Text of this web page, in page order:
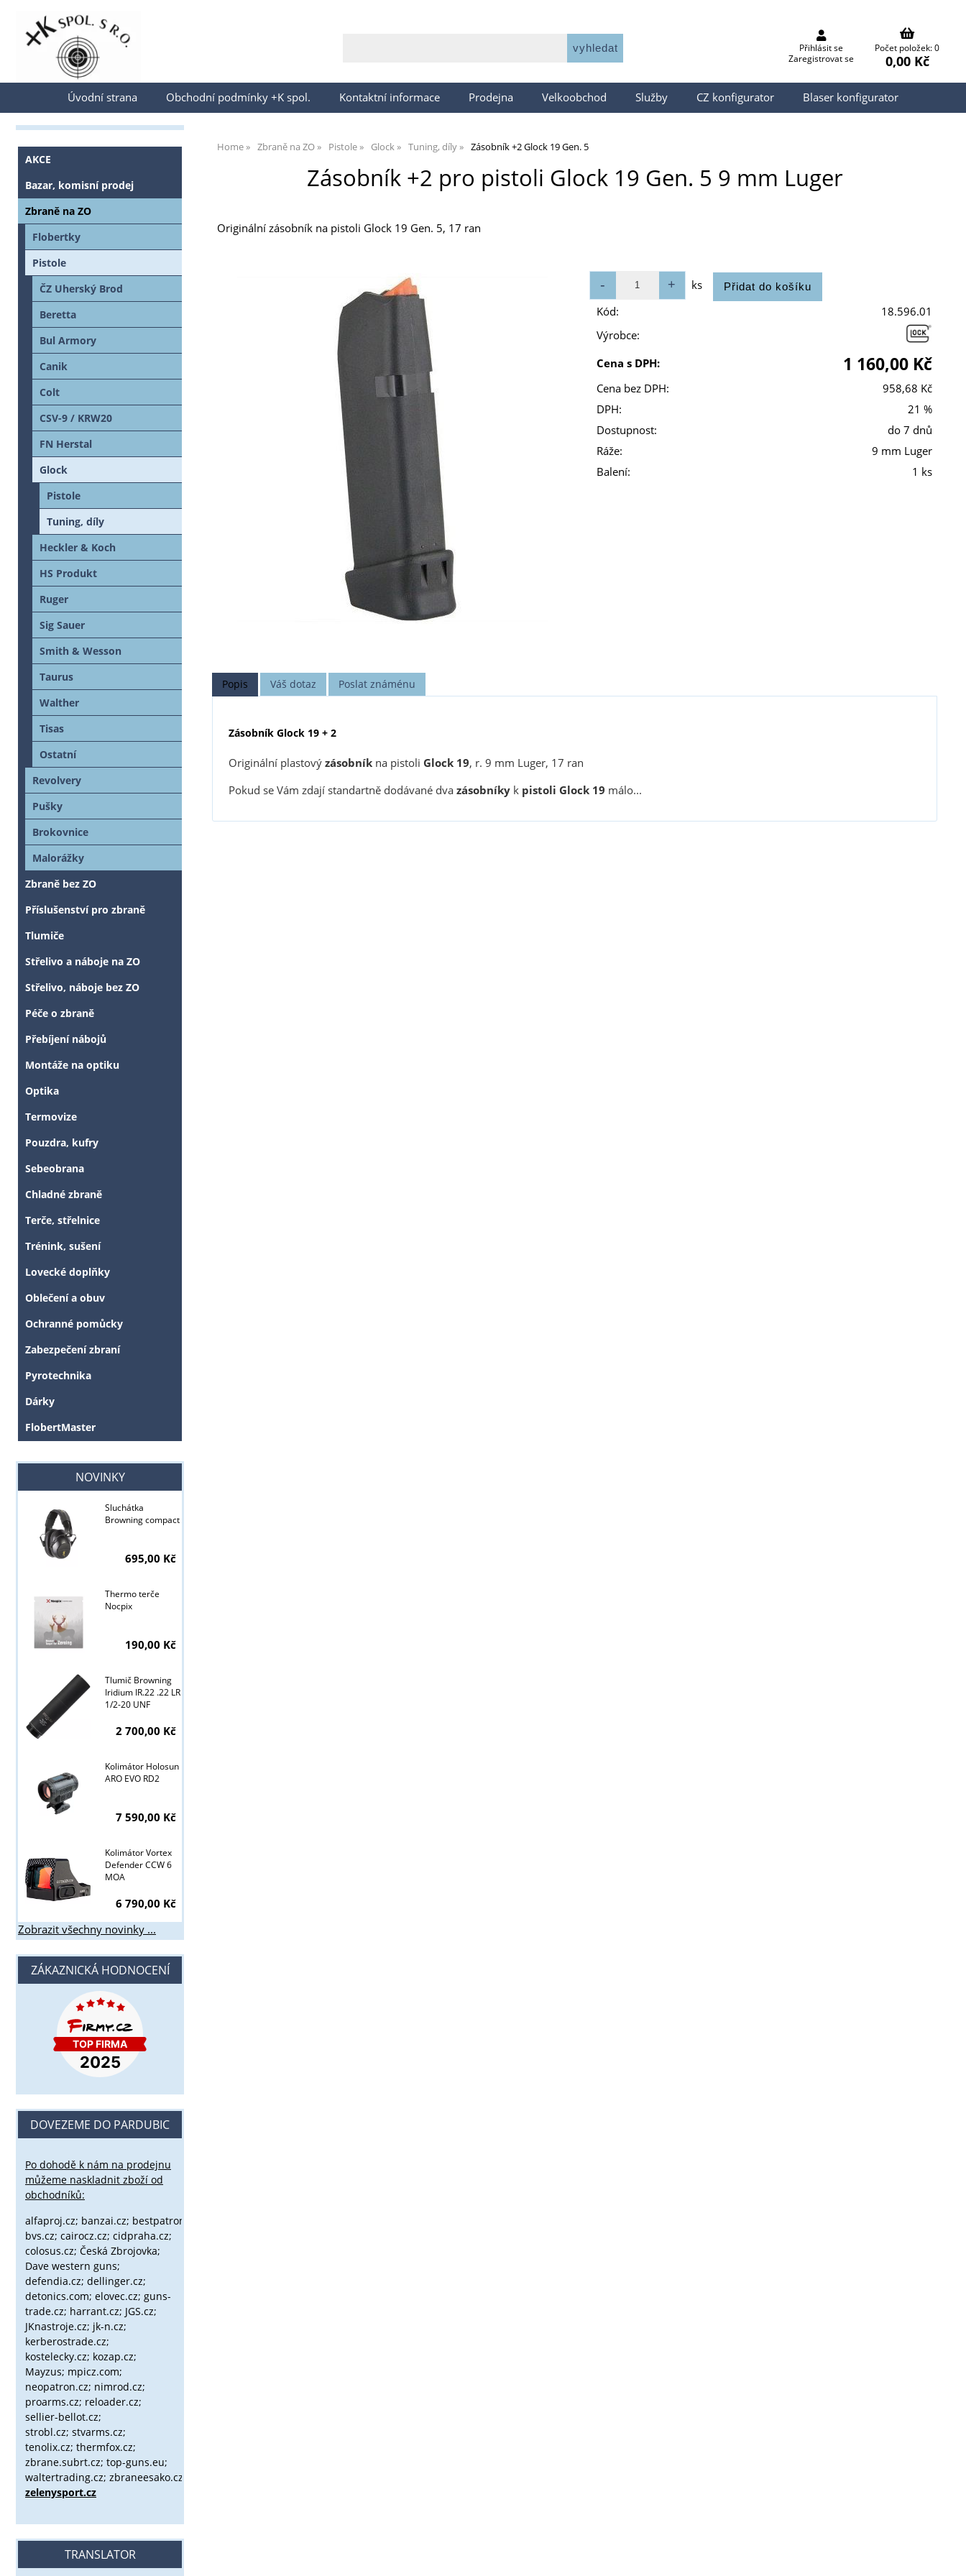
Přihlásit se
Přihlásit se
Zaregistrovat se
Počet položek: 0
0,00 Kč
Úvodní strana Obchodní podmínky +K spol. Kontaktní informace Prodejna Velkoobchod Služby CZ konfigurator Blaser konfigurator
Home Zbraně na ZO Pistole Glock Tuning, díly Zásobník +2 Glock 19 Gen. 5
Zásobník +2 pro pistoli Glock 19 Gen. 5 9 mm Luger
Originální zásobník na pistoli Glock 19 Gen. 5, 17 ran
ks
Kód:
18.596.01
Výrobce:
Cena s DPH:
1 160,00 Kč
Cena bez DPH:
958,68 Kč
DPH:
21 %
Dostupnost:
do 7 dnů
Ráže:
9 mm Luger
Balení:
1 ks
Popis Váš dotaz Poslat známénu
Zásobník Glock 19 + 2
Originální plastovýzásobníkna pistoli Glock 19, r. 9 mm Luger, 17 ran
Pokud se Vám zdají standartně dodávané dvazásobníkyk pistoli Glock 19 málo...
AKCE
Bazar, komisní prodej
Zbraně na ZO
Flobertky
Pistole
ČZ Uherský Brod
Beretta
Bul Armory
Canik
Colt
CSV-9 / KRW20
FN Herstal
Glock
Pistole
Tuning, díly
Heckler & Koch
HS Produkt
Ruger
Sig Sauer
Smith & Wesson
Taurus
Walther
Tisas
Ostatní
Revolvery
Pušky
Brokovnice
Malorážky
Zbraně bez ZO
Příslušenství pro zbraně
Tlumiče
Střelivo a náboje na ZO
Střelivo, náboje bez ZO
Péče o zbraně
Přebíjení nábojů
Montáže na optiku
Optika
Termovize
Pouzdra, kufry
Sebeobrana
Chladné zbraně
Terče, střelnice
Trénink, sušení
Lovecké doplňky
Oblečení a obuv
Ochranné pomůcky
Zabezpečení zbraní
Pyrotechnika
Dárky
FlobertMaster
NOVINKY
Sluchátka
Browning compact
695,00 Kč
Thermo terče
Nocpix
190,00 Kč
Tlumič Browning
Iridium IR.22 .22 LR
1/2-20 UNF
2 700,00 Kč
Kolimátor Holosun
ARO EVO RD2
7 590,00 Kč
Kolimátor Vortex
Defender CCW 6
MOA
6 790,00 Kč
Zobrazit všechny novinky ...
ZÁKAZNICKÁ HODNOCENÍ
DOVEZEME DO PARDUBIC
Po dohodě k nám na prodejnu
můžeme naskladnit zboží od
obchodníků:
alfaproj.cz; banzai.cz; bestpatron.eu;
bvs.cz; cairocz.cz; cidpraha.cz;
colosus.cz; Česká Zbrojovka;
Dave western guns;
defendia.cz; dellinger.cz;
detonics.com; elovec.cz; guns-
trade.cz; harrant.cz; JGS.cz;
JKnastroje.cz; jk-n.cz;
kerberostrade.cz;
kostelecky.cz; kozap.cz;
Mayzus; mpicz.com;
neopatron.cz; nimrod.cz;
proarms.cz; reloader.cz;
sellier-bellot.cz;
strobl.cz; stvarms.cz;
tenolix.cz; thermfox.cz;
zbrane.subrt.cz; top-guns.eu;
waltertrading.cz; zbraneesako.cz;
zelenysport.cz
TRANSLATOR